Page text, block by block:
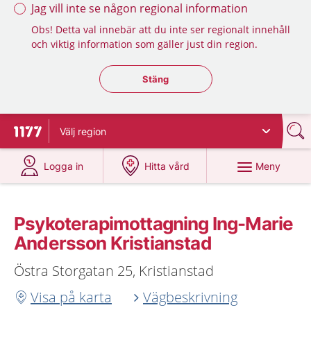
Jag vill inte se någon regional information
Obs! Detta val innebär att du inte ser regionalt innehåll
och viktig information som gäller just din region.
Stäng regionsväljaren
Stäng
Till startsidan för 1177
Välj region
Logga in
på 1177.se
Hitta vård
på 1177.se
Meny
Psykoterapimottagning Ing-Marie
Andersson Kristianstad
Östra Storgatan 25, Kristianstad
Visa på karta
Vägbeskrivning